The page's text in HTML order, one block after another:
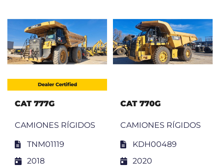
Dealer Certified
CAT 777G
CAMIONES RÍGIDOS
TNM01119
2018
CAT 770G
CAMIONES RÍGIDOS
KDH00489
2020